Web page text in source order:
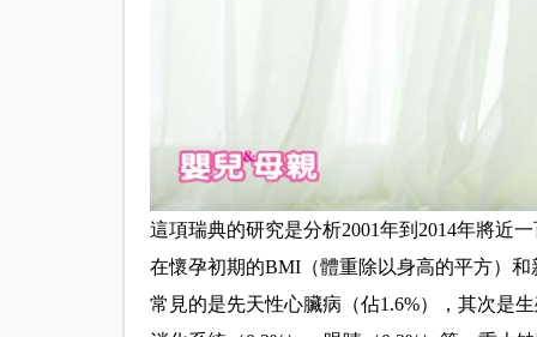
這項瑞典的研究是分析2001年到2014年將近
在懷孕初期的BMI（體重除以身高的平方）
常見的是先天性心臟病（佔1.6%），其次是